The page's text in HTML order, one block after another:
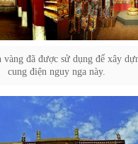
đã được sử dụng để xây
cung điện nguy nga này.